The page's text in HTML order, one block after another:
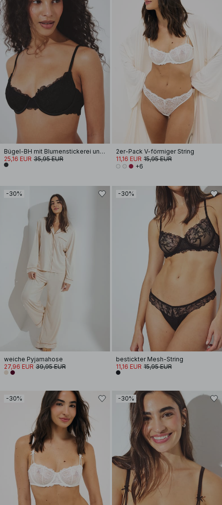
Bügel-BH mit Blumenstickerei und Sling
25,16 EUR 35,95 EUR
2er-Pack V-förmiger String
11,16 EUR 15,95 EUR
+6
-30%
weiche Pyjamahose
27,96 EUR 39,95 EUR
-30%
bestickter Mesh-String
11,16 EUR 15,95 EUR
-30% -30%